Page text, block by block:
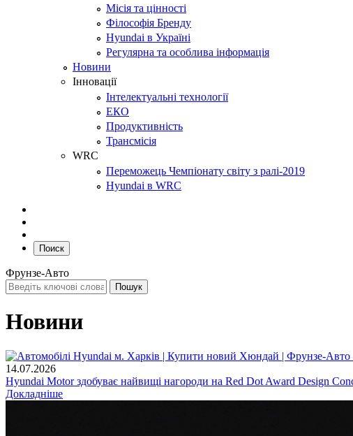
Місія та цінності
Філософія Бренду
Hyundai в Україні
Регулярна та особлива інформація
Новини
Інновації
Інтелектуальні технології
ЕКО
Продуктивність
Трансмісія
WRC
Переможець Чемпіонату світу з ралі-2019
Hyundai в WRC
Поиск
Фрунзе-Авто
Новини
14.07.2026
Hyundai Motor здобуває найвищі нагороди на Red Dot Award Design
Докладніше